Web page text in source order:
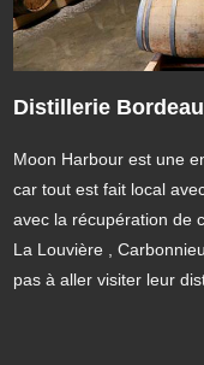
Distillerie
Moon Harbour est une
car tout est fait local
avec la récupération de
La Louvière ,
pas à aller visiter leur